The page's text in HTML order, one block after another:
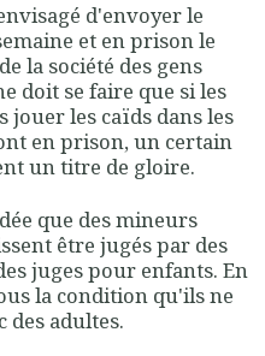
d'envoyer le
et en prison le
la société des gens
doit se faire que si les
les caïds dans les
en prison, un certain
un titre de gloire.
que des mineurs
être jugés par des
juges pour enfants. En
la condition qu'ils ne
des adultes.